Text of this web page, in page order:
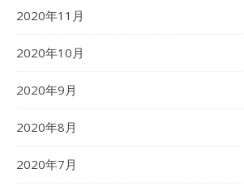
2020年11月
2020年10月
2020年9月
2020年8月
2020年7月